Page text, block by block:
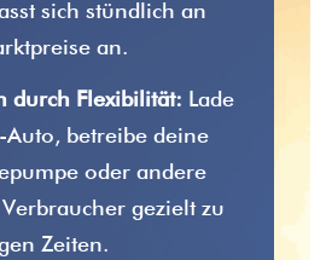
sich stündlich an
an.
durch Flexibilität: Lade
Auto, betreibe deine
oder andere
gezielt zu
Zeiten.